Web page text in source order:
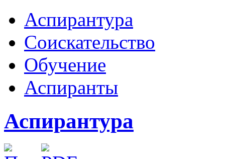
Аспирантура
Соискательство
Обучение
Аспиранты
Аспирантура